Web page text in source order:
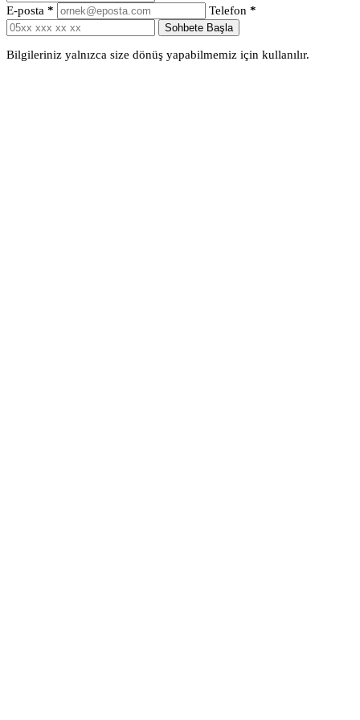
E-posta * Telefon *
Sohbete Başla
Bilgileriniz yalnızca size dönüş yapabilmemiz için kullanılır.